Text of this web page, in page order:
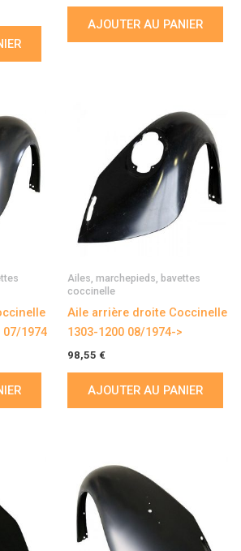
AJOUTER AU PANIER
07/1974
Ailes, marchepieds, bavettes
coccinelle
Aile arrière droite Coccinelle
1303-1200 08/1974->
98,55 €
AJOUTER AU PANIER